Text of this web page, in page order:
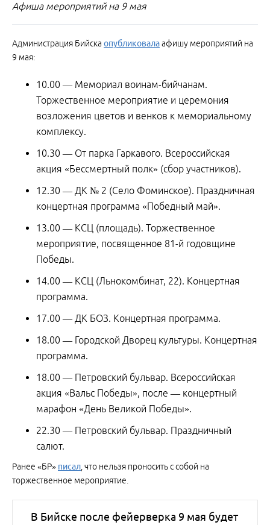
Афиша мероприятий на 9 мая
Администрация Бийска опубликовалаафишу мероприятий на
9 мая:
10.00 — Мемориал воинам-бийчанам.
Торжественное мероприятие и церемония
возложения цветов и венков к мемориальному
комплексу.
10.30 — От парка Гаркавого. Всероссийская
акция «Бессмертный полк» (сбор участников).
12.30 — ДК № 2 (Село Фоминское). Праздничная
концертная программа «Победный май».
13.00 — КСЦ (площадь). Торжественное
мероприятие, посвященное 81-й годовщине
Победы.
14.00 — КСЦ (Льнокомбинат, 22). Концертная
программа.
17.00 — ДК БОЗ. Концертная программа.
18.00 — Городской Дворец культуры. Концертная
программа.
18.00 — Петровский бульвар. Всероссийская
акция «Вальс Победы», после — концертный
марафон «День Великой Победы».
22.30 — Петровский бульвар. Праздничный
салют.
Ранее «БР» писал, что нельзя проносить с собой на
торжественное мероприятие.
В Бийске после фейерверка 9 мая будет